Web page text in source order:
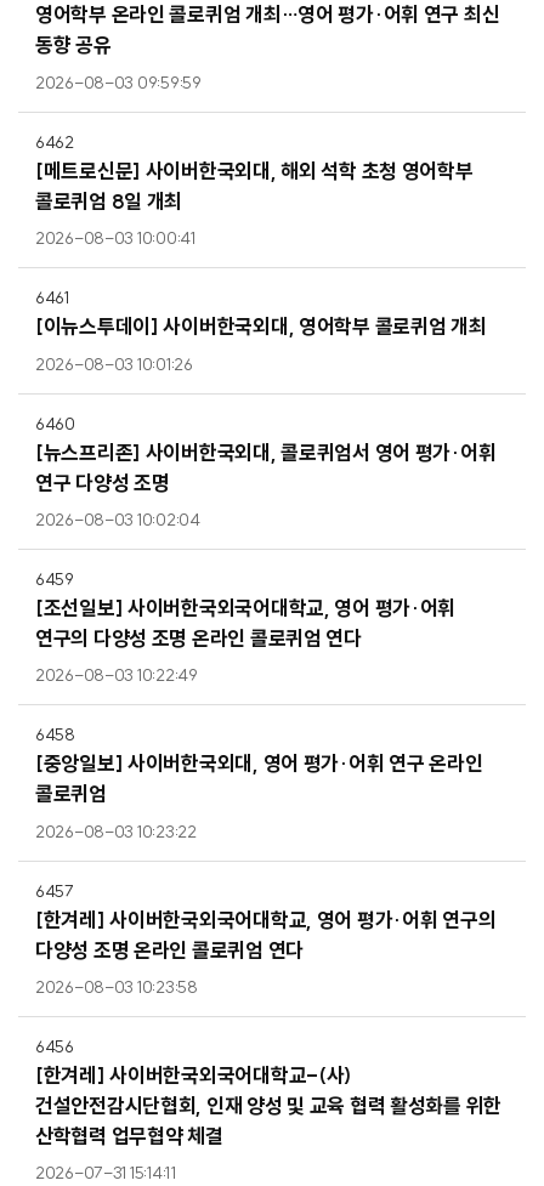
영어학부 온라인 콜로퀴엄 개최…영어 평가·어휘 연구 최신
동향 공유
2026-08-03 09:59:59
6462
[메트로신문] 사이버한국외대, 해외 석학 초청 영어학부
콜로퀴엄 8일 개최
2026-08-03 10:00:41
6461
[이뉴스투데이] 사이버한국외대, 영어학부 콜로퀴엄 개최
2026-08-03 10:01:26
6460
[뉴스프리존] 사이버한국외대, 콜로퀴엄서 영어 평가·어휘
연구 다양성 조명
2026-08-03 10:02:04
6459
[조선일보] 사이버한국외국어대학교, 영어 평가·어휘
연구의 다양성 조명 온라인 콜로퀴엄 연다
2026-08-03 10:22:49
6458
[중앙일보] 사이버한국외대, 영어 평가·어휘 연구 온라인
콜로퀴엄
2026-08-03 10:23:22
6457
[한겨레] 사이버한국외국어대학교, 영어 평가·어휘 연구의
다양성 조명 온라인 콜로퀴엄 연다
2026-08-03 10:23:58
6456
[한겨레] 사이버한국외국어대학교-(사)
건설안전감시단협회, 인재 양성 및 교육 협력 활성화를 위한
산학협력 업무협약 체결
2026-07-31 15:14:11